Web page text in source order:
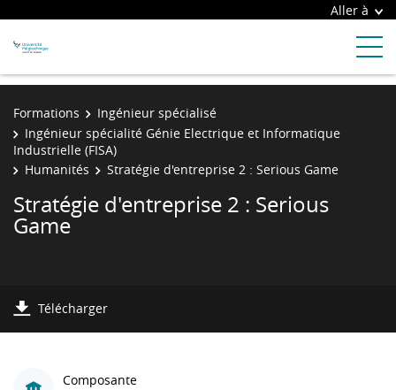
Aller à
Formations
Ingénieur spécialisé
Ingénieur spécialité Génie Electrique et Informatique
Industrielle (FISA)
Humanités
Stratégie d'entreprise 2 : Serious Game
Stratégie d'entreprise 2 : Serious
Game
Télécharger
Composante